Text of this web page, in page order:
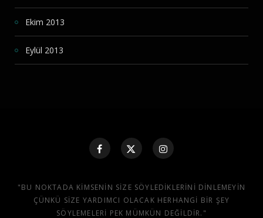
Ekim 2013
Eylül 2013
"BU NOKTADA KIMSENIN SIZE SÖYLEDIKLERINI DINLEMEYIN
ÇÜNKÜ SIZE YARDIMCI OLACAK HERHANGI BIR ŞEY
SÖYLEMELERI PEK MÜMKÜN DEĞILDIR."